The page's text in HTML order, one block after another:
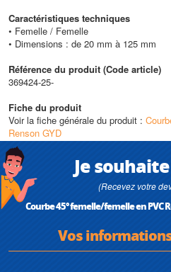
Caractéristiques techniques
• Femelle / Femelle
• Dimensions : de 20 mm à 125 mm
Référence du produit (Code article)
369424-25-
Fiche du produit
Voir la fiche générale du produit :
Renson GYD
Je
(Recevez votre
Courbe 45° femelle/femelle en PVC
Vos